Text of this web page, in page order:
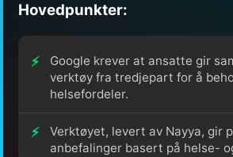
Hovedpunkter:
Google krever at ansatte gir
verktøy fra tredjepart for å
helsefordeler.
Verktøyet, levert av Nayya, gir
anbefalinger basert på helse-